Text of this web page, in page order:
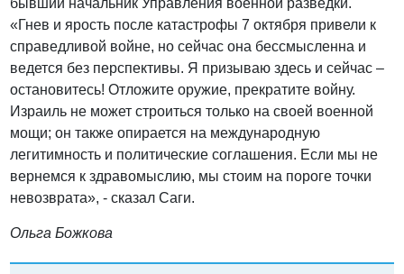
бывший начальник Управления военной разведки.
«Гнев и ярость после катастрофы 7 октября привели к
справедливой войне, но сейчас она бессмысленна и
ведется без перспективы. Я призываю здесь и сейчас –
остановитесь! Отложите оружие, прекратите войну.
Израиль не может строиться только на своей военной
мощи; он также опирается на международную
легитимность и политические соглашения. Если мы не
вернемся к здравомыслию, мы стоим на пороге точки
невозврата», - сказал Саги.
Ольга Божкова